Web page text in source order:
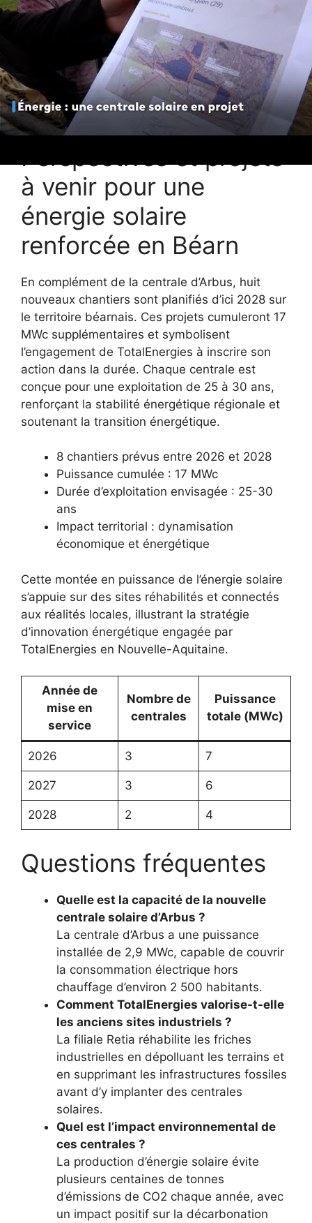
Partenaires impliqués : Enerlandes, Terra
Energies, Incidences, Communauté de
communes
Superficie : 120 hectares
Investissement : 89 millions d’euros
Objectif : autoconsommation collective et
tarif compétitif
Perspectives et projets
à venir pour une
énergie solaire
renforcée en Béarn
En complément de la centrale d’Arbus, huit
nouveaux chantiers sont planifiés d’ici 2028 sur
le territoire béarnais. Ces projets cumuleront 17
MWc supplémentaires et symbolisent
l’engagement de TotalEnergies à inscrire son
action dans la durée. Chaque centrale est
conçue pour une exploitation de 25 à 30 ans,
renforçant la stabilité énergétique régionale et
soutenant la transition énergétique.
8 chantiers prévus entre 2026 et 2028
Puissance cumulée : 17 MWc
Durée d’exploitation envisagée : 25-30
ans
Impact territorial : dynamisation
économique et énergétique
Cette montée en puissance de l’énergie solaire
s’appuie sur des sites réhabilités et connectés
aux réalités locales, illustrant la stratégie
d’innovation énergétique engagée par
TotalEnergies en Nouvelle-Aquitaine.
Année de
mise en
service
Nombre de
centrales
Puissance
totale (MWc)
2026 3 7
2027 3 6
2028 2 4
Questions fréquentes
Quelle est la capacité de la nouvelle
centrale solaire d’Arbus ?
La centrale d’Arbus a une puissance
installée de 2,9 MWc, capable de couvrir
la consommation électrique hors
chauffage d’environ 2 500 habitants.
Comment TotalEnergies valorise-t-elle
les anciens sites industriels ?
La filiale Retia réhabilite les friches
industrielles en dépolluant les terrains et
en supprimant les infrastructures fossiles
avant d’y implanter des centrales
solaires.
Quel est l’impact environnemental de
ces centrales ?
La production d’énergie solaire évite
plusieurs centaines de tonnes
d’émissions de CO2 chaque année, avec
un impact positif sur la décarbonation